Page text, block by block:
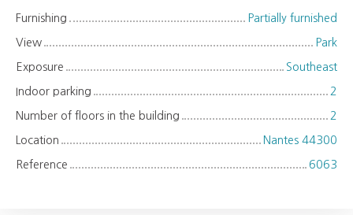
Furnishing Partially furnished
View Park
Exposure Southeast
Indoor parking 2
Number of floors in the building 2
Location Nantes 44300
Reference 6063